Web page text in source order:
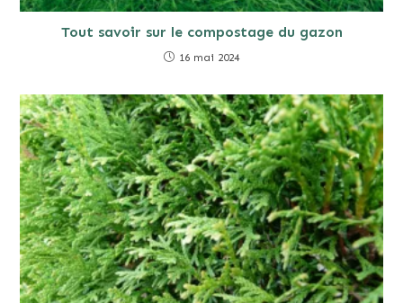
Tout savoir sur le compostage du gazon
16 mai 2024